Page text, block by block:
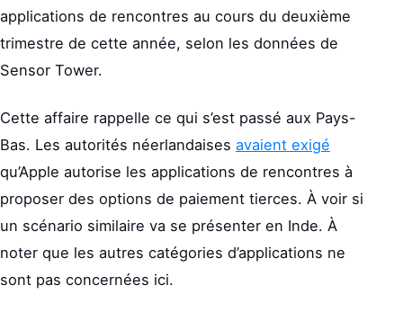
applications de rencontres au cours du deuxième
trimestre de cette année, selon les données de
Sensor Tower.
Cette affaire rappelle ce qui s’est passé aux Pays-
Bas. Les autorités néerlandaises avaient exigé
qu’Apple autorise les applications de rencontres à
proposer des options de paiement tierces. À voir si
un scénario similaire va se présenter en Inde. À
noter que les autres catégories d’applications ne
sont pas concernées ici.